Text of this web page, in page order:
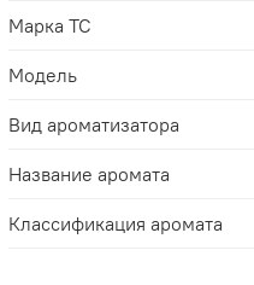
Марка ТС
Модель
Вид ароматизатора
Название аромата
Классификация аромата